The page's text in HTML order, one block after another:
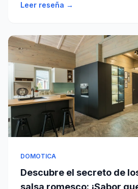
Leer reseña →
DOMOTICA
Descubre el secreto de
salsa romesco: ¡Sabor